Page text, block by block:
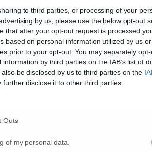
to third parties, or processing of your
by us, please use the below opt-out
that after your opt-out request is processed
based on personal information utilized by us
prior to your opt-out. You may separately
by third parties on the IAB’s list of
be disclosed by us to third parties on the
further disclose it to other third parties.
Outs
of my personal data.
dei sindaci»
Cardiologia a rischio
altre vite